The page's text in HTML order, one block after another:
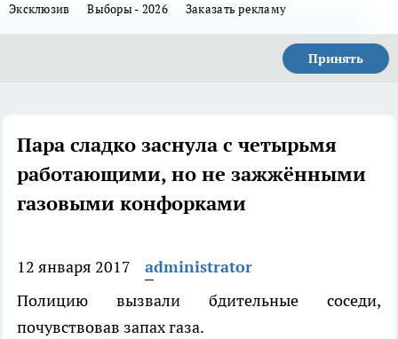
Эксклюзив Выборы - 2026 Заказать рекламу
Принять
Пара сладко заснула с четырьмя
работающими, но не зажжёнными
газовыми конфорками
12 января 2017
administrator
Полицию вызвали бдительные соседи,
почувствовав запах газа.